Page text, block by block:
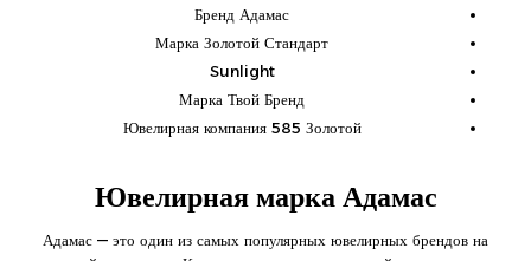
Бренд Адамас
Марка Золотой Стандарт
Sunlight
Марка Твой Бренд
Ювелирная компания 585 Золотой
Ювелирная марка Адамас
Адамас — это один из самых популярных ювелирных брендов на